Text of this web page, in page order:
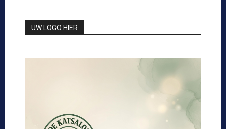
UW LOGO HIER